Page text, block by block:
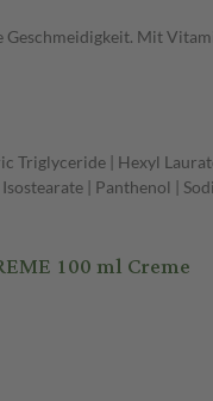
Mit
Triglyceride | Hexyl
| Panthenol |
100 ml Creme